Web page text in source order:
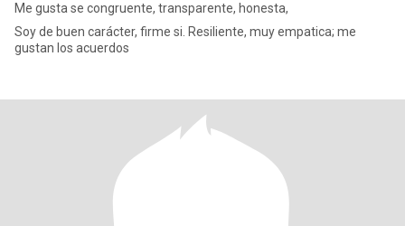
Me gusta se congruente, transparente, honesta,
Soy de buen carácter, firme si. Resiliente, muy empatica; me
gustan los acuerdos